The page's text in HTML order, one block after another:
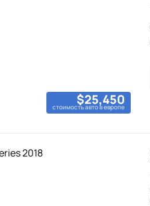
$25,450
стоимость авто в европе